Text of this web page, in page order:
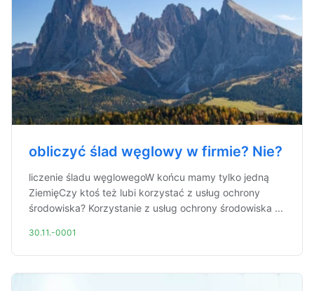
obliczyć ślad węglowy w firmie? Nie?
liczenie śladu węglowegoW końcu mamy tylko jedną
ZiemięCzy ktoś też lubi korzystać z usług ochrony
środowiska? Korzystanie z usług ochrony środowiska ...
30.11.-0001